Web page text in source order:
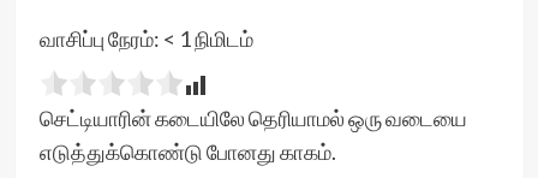
வாசிப்பு நேரம்: < 1நிமிடம்
செட்டியாரின் கடையிலே தெரியாமல் ஒரு வடையை
எடுத்துக்கொண்டு போனது காகம்.